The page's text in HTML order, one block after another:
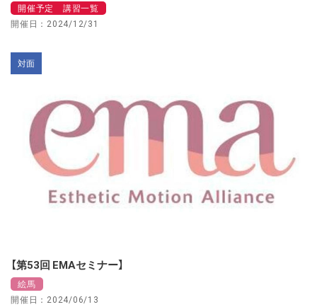
開催予定 講習一覧
開催日：2024/12/31
対面
【第53回 EMAセミナー】
絵馬
開催日：2024/06/13